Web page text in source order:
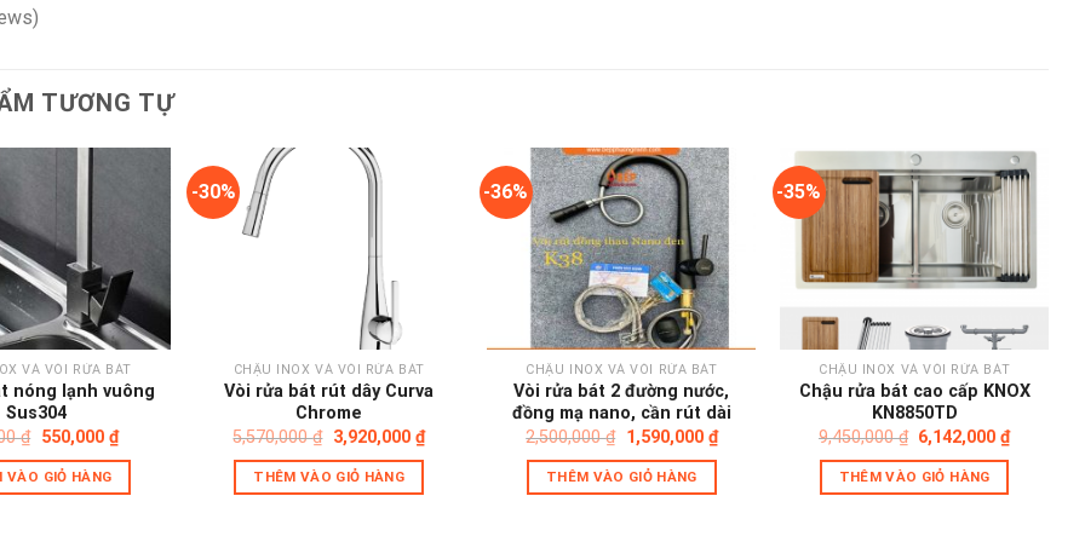
TƯƠNG TỰ
wishlist
VÀ VÒI RỬA BÁT
nóng lạnh vuông
Sus304
₫ Giá
là:
950,000 ₫.
550,000 ₫Giá
hiện
VÀO GIỎ HÀNG
-30%
CHẬU INOX VÀ VÒI RỬA BÁT
Vòi rửa bát rút dây Curva
Chrome
5,570,000₫ Giá
gốc
là:
5,570,000 ₫.
3,920,000 ₫Giá
hiện
THÊM VÀO GIỎ HÀNG
-36%
Add to
wishlist
CHẬU INOX VÀ VÒI RỬA BÁT
Vòi rửa bát 2 đường nước,
đồng mạ nano, cần rút dài
2,500,000₫ Giá
gốc
là:
2,500,000 ₫.
1,590,000 ₫Giá
hiện
THÊM VÀO GIỎ HÀNG
-35%
Add to
wishlist
CHẬU INOX VÀ VÒI RỬA BÁT
Chậu rửa bát cao cấp KNOX
KN8850TD
9,450,000₫ Giá
gốc
là:
9,450,000 ₫.
6,142,000₫Giá
hiện
THÊM VÀO GIỎ HÀNG